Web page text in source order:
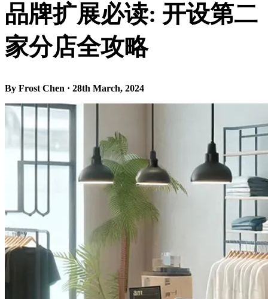
品牌扩展必读: 开设第二
家分店全攻略
By Frost Chen · 28th March, 2024